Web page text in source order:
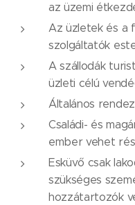
az üzemi
Az üzletek és a
szolgáltatók
A szállodák
üzleti célú
Általános
Családi- és
ember vehet
Esküvő csak
szükséges
hozzátartozók